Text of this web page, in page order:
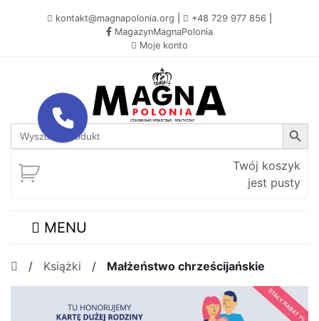
kontakt@magnapolonia.org +48 729 977 856
MagazynMagnaPolonia
Moje konto
Search
for:
Search Button
Twój koszyk
jest pusty
MENU
/ Książki / Małżeństwo chrześcijańskie